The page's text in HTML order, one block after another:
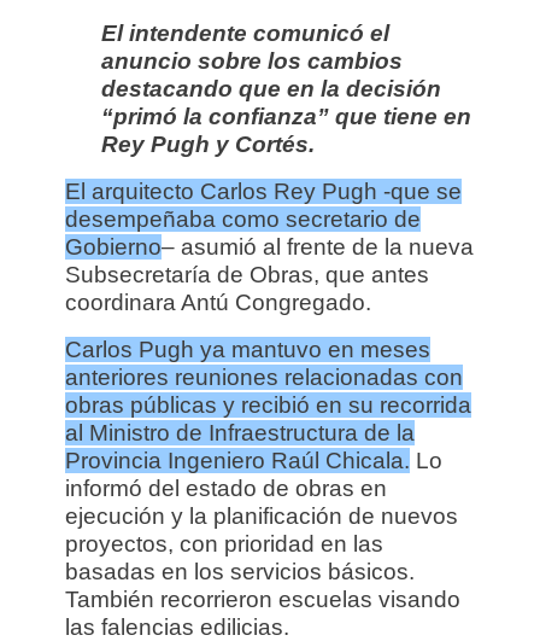
El intendente comunicó el
anuncio sobre los cambios
destacando que en la decisión
“primó la confianza” que tiene en
Rey Pugh y Cortés.
El arquitecto Carlos Rey Pugh -que se
desempeñaba como secretario de
Gobierno– asumió al frente de la nueva
Subsecretaría de Obras, que antes
coordinara Antú Congregado.
Carlos Pugh ya mantuvo en meses
anteriores reuniones relacionadas con
obras públicas y recibió en su recorrida
al Ministro de Infraestructura de la
Provincia Ingeniero Raúl Chicala. Lo
informó del estado de obras en
ejecución y la planificación de nuevos
proyectos, con prioridad en las
basadas en los servicios básicos.
También recorrieron escuelas visando
las falencias edilicias.